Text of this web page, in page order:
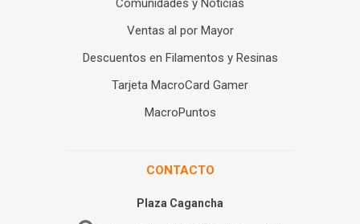
Comunidades y Noticias
Ventas al por Mayor
Descuentos en Filamentos y Resinas
Tarjeta MacroCard Gamer
MacroPuntos
CONTACTO
Plaza Cagancha